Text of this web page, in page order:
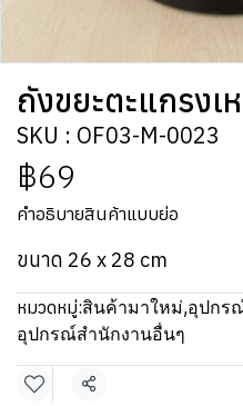
ถังขยะตะแกรงเ
SKU : OF03-M-0023
฿69
คำอธิบายสินค้าแบบย่อ
ขนาด 26 x 28 cm
หมวดหมู่:สินค้ามาใหม่,อุปกร
อุปกรณ์สำนักงานอื่นๆ
แชร์